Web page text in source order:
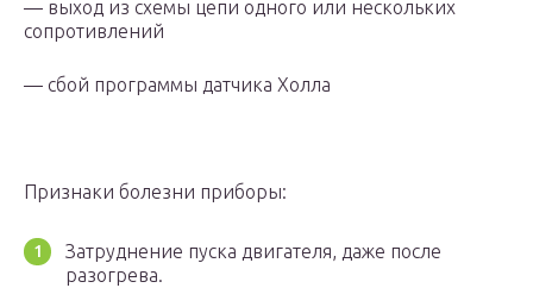
— выход из схемы цепи одного или нескольких
сопротивлений
— сбой программы датчика Холла
Признаки болезни приборы:
Затруднение пуска двигателя, даже после
разогрева.